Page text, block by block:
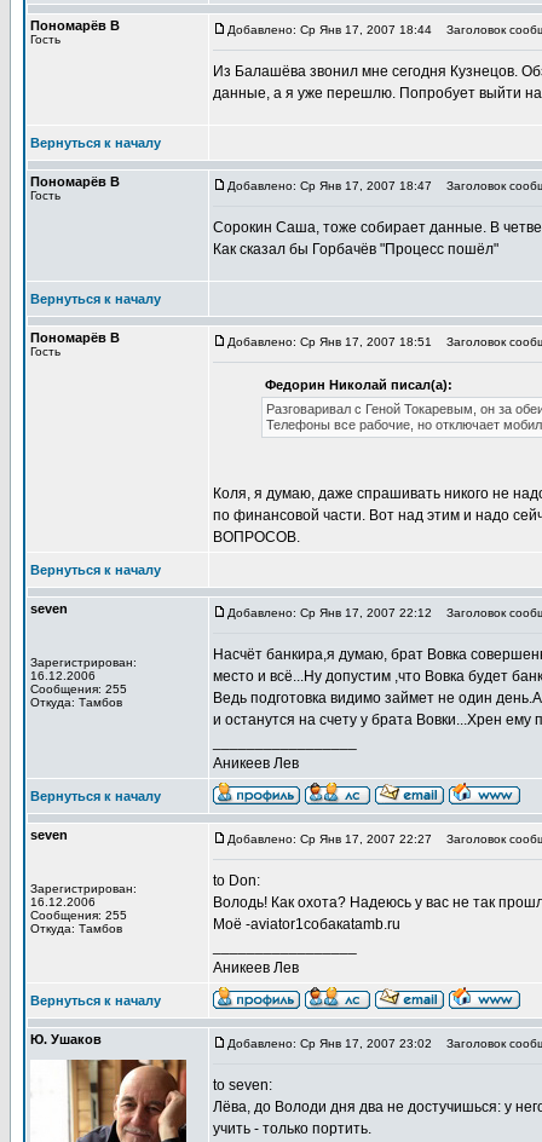
Пономарёв В
Гость
Добавлено: Ср Янв 17, 2007 18:44 Заголовок
Из Балашёва звонил мне сегодня Кузнецов.
данные, а я уже перешлю. Попробует выйти на
Вернуться к началу
Пономарёв В
Гость
Добавлено: Ср Янв 17, 2007 18:47 Заголовок
Сорокин Саша, тоже собирает данные. В
Как сказал бы Горбачёв "Процесс пошёл"
Вернуться к началу
Пономарёв В
Гость
Добавлено: Ср Янв 17, 2007 18:51 Заголовок
Федорин Николай писал(а):
Разговаривал с Геной Токаревым, он за
Телефоны все рабочие, но отключает
Коля, я думаю, даже спрашивать никого не
по финансовой части. Вот над этим и надо
ВОПРОСОВ.
Вернуться к началу
seven
Зарегистрирован:
16.12.2006
Сообщения: 255
Откуда: Тамбов
Добавлено: Ср Янв 17, 2007 22:12 Заголовок
Насчёт банкира,я думаю, брат Вовка
место и всё...Ну допустим ,что Вовка будет
Ведь подготовка видимо займет не один
и останутся на счету у брата Вовки...Хрен
Аникеев Лев
Вернуться к началу
seven
Зарегистрирован:
16.12.2006
Сообщения: 255
Откуда: Тамбов
Добавлено: Ср Янв 17, 2007 22:27 Заголовок
to Don:
Володь! Как охота? Надеюсь у вас не так
Моё -aviator1собакаtamb.ru
Аникеев Лев
Вернуться к началу
Ю. Ушаков Добавлено: Ср Янв 17, 2007 23:02 Заголовок
to seven:
Лёва, до Володи дня два не достучишься: у
учить - только портить.